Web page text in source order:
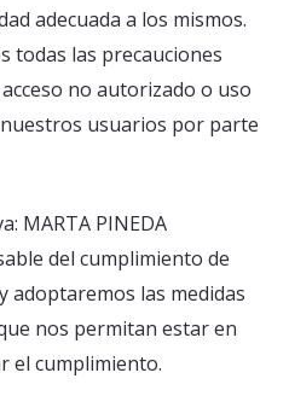
adecuada a los mismos.
todas las precauciones
no autorizado o uso
usuarios por parte
MARTA PINEDA
del cumplimiento de
adoptaremos las medidas
nos permitan estar en
el cumplimiento.